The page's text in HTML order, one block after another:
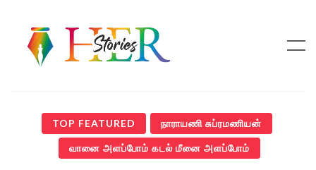
TOP FEATURED நாராயணி சுப்ரமணியன்
வானை அளப்போம் கடல் மீனை அளப்போம்